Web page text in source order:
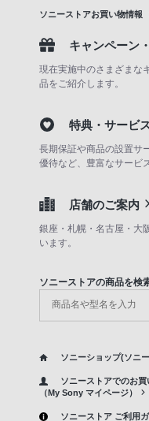
ソニーストアお買い物情報
キャンペーン
現在実施中のさまざまな
品をご紹介します。
特典・サービ
長期保証や商品の設置サ
優待など、豊富なサービ
店舗のご案内
銀座・札幌・名古屋・大
います。
ソニーストアの商品を検
ソニーショップ(ソニ
ソニーストアでのお買
（My Sony マイページ）
ソニーストア ご利用